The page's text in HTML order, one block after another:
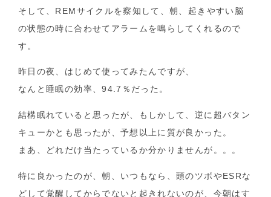
そして、REMサイクルを察知して、朝、起きやすい脳
の状態の時に合わせてアラームを鳴らしてくれるので
す。
昨日の夜、はじめて使ってみたんですが、
なんと睡眠の効率、94.7％だった。
結構眠れていると思ったが、もしかして、逆に超バタン
キューかとも思ったが、予想以上に質が良かった。
まあ、どれだけ当たっているか分かりませんが。。。
特に良かったのが、朝、いつもなら、頭のツボやESRな
どして覚醒してからでないと起きれないのが、今朝はす